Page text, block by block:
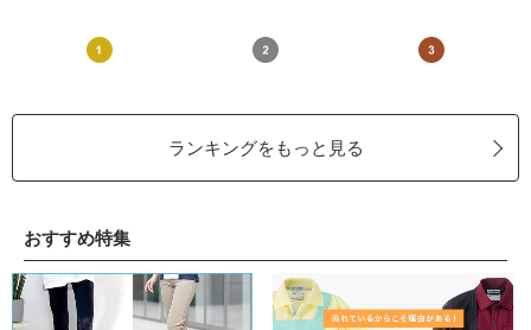
ランキングをもっと見る
おすすめ特集